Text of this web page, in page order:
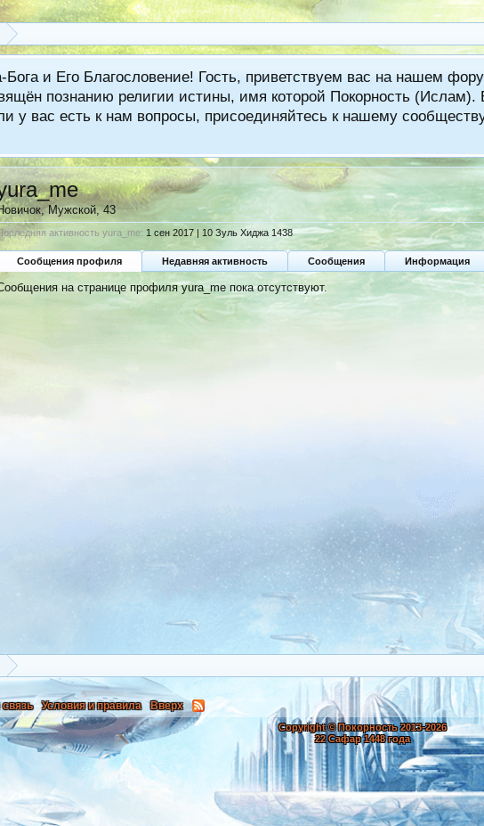
и Его Благословение! Гость, приветствуем вас на нашем
познанию религии истины, имя которой Покорность
у вас есть к нам вопросы, присоединяйтесь к нашему
, Мужской, 43
активность yura_me: 1 сен 2017 | 10 Зуль Хиджа 1438
Сообщения профиля Недавняя активность Сообщения Информация
на странице профиля yura_me пока отсутствуют.
Условия и правила Вверх
Copyright © Покорность 2013-2026
22 Сафар 1448 года